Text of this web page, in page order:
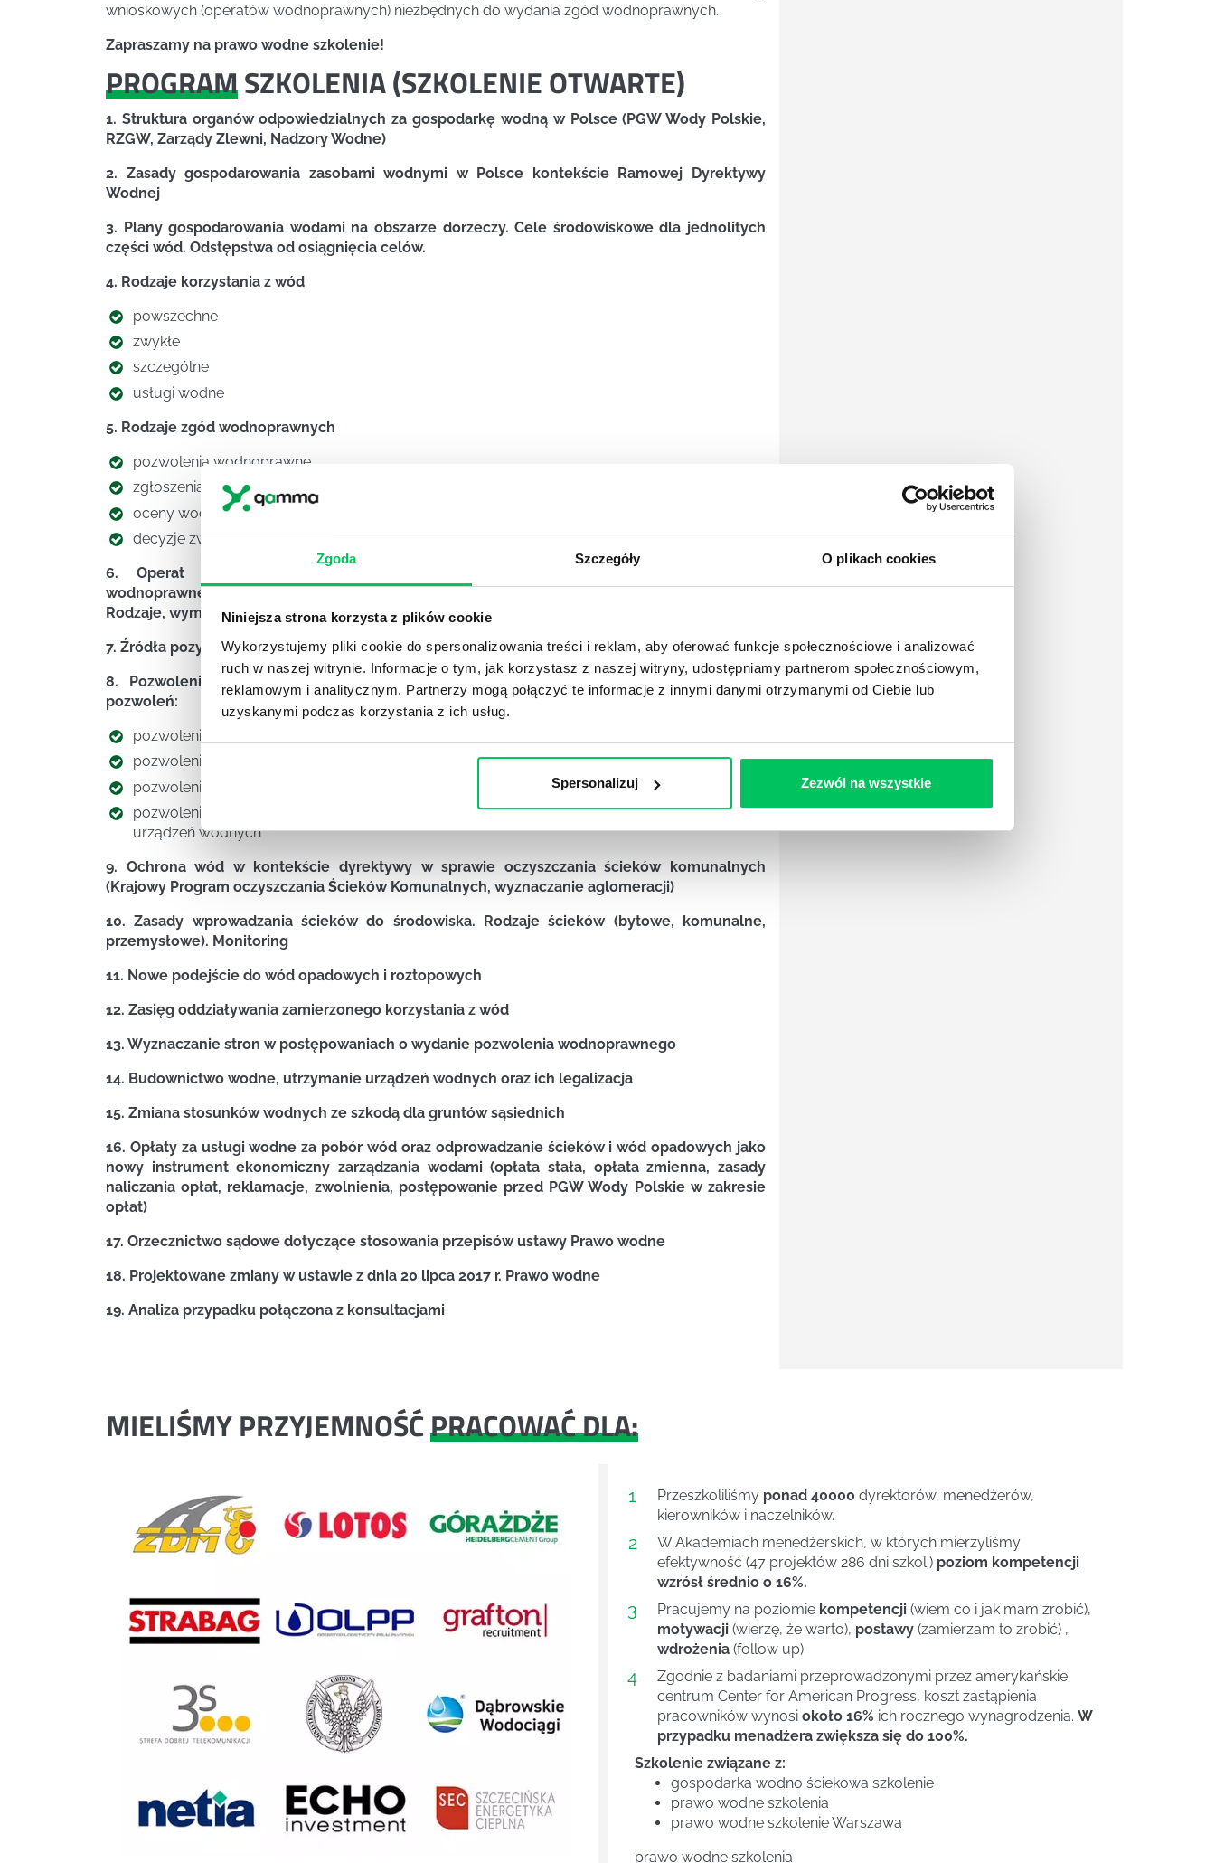
Zgoda Szczegóły O plikach cookies
Niniejsza strona korzysta z plików cookie
Wykorzystujemy pliki cookie do spersonalizowania treści i reklam, aby oferować funkcje społecznościowe i analizować
ruch w naszej witrynie. Informacje o tym, jak korzystasz z naszej witryny, udostępniamy partnerom społecznościowym,
reklamowym i analitycznym. Partnerzy mogą połączyć te informacje z innymi danymi otrzymanymi od Ciebie lub
uzyskanymi podczas korzystania z ich usług.
Spersonalizuj Zezwól na wszystkie
wnioskowych (operatów wodnoprawnych) niezbędnych do wydania zgód wodnoprawnych.
Zapraszamy na prawo wodne szkolenie!
PROGRAMSZKOLENIA (SZKOLENIE OTWARTE)
1. Struktura organów odpowiedzialnych za gospodarkę wodną w Polsce (PGW Wody Polskie,
RZGW, Zarządy Zlewni, Nadzory Wodne)
2. Zasady gospodarowania zasobami wodnymi w Polsce kontekście Ramowej Dyrektywy
Wodnej
3. Plany gospodarowania wodami na obszarze dorzeczy. Cele środowiskowe dla jednolitych
części wód. Odstępstwa od osiągnięcia celów.
4. Rodzaje korzystania z wód
powszechne
zwykłe
szczególne
usługi wodne
5. Rodzaje zgód wodnoprawnych
pozwolenia wodnoprawne
zgłoszenia wodnoprawne
oceny wodnoprawne
decyzje zwalniające
6. Operat wodnoprawny jako dokumentacja wnioskowa o wydanie pozwolenia
wodnoprawnego.
Rodzaje, wymagania i zasady sporządzania
7. Źródła pozyskiwania danych do sporządzania operatów wodnoprawnych
8. Pozwolenia wodnoprawne jako instrument zarządzania zasobami wodnymi. Rodzaje
pozwoleń:
pozwolenia wodnoprawne na wykonanie urządzeń wodnych
pozwolenia wodnoprawne na pobór wód powierzchniowych i podziemnych
pozwolenia wodnoprawne na wprowadzanie ścieków do wód oraz urządzeń wodnych
pozwolenia wodnoprawne na odprowadzanie wód opadowych i roztopowych do wód i
urządzeń wodnych
9. Ochrona wód w kontekście dyrektywy w sprawie oczyszczania ścieków komunalnych
(Krajowy Program oczyszczania Ścieków Komunalnych, wyznaczanie aglomeracji)
10. Zasady wprowadzania ścieków do środowiska. Rodzaje ścieków (bytowe, komunalne,
przemysłowe). Monitoring
11. Nowe podejście do wód opadowych i roztopowych
12. Zasięg oddziaływania zamierzonego korzystania z wód
13. Wyznaczanie stron w postępowaniach o wydanie pozwolenia wodnoprawnego
14. Budownictwo wodne, utrzymanie urządzeń wodnych oraz ich legalizacja
15. Zmiana stosunków wodnych ze szkodą dla gruntów sąsiednich
16. Opłaty za usługi wodne za pobór wód oraz odprowadzanie ścieków i wód opadowych jako
nowy instrument ekonomiczny zarządzania wodami (opłata stała, opłata zmienna, zasady
naliczania opłat, reklamacje, zwolnienia, postępowanie przed PGW Wody Polskie w zakresie
opłat)
17. Orzecznictwo sądowe dotyczące stosowania przepisów ustawy Prawo wodne
18. Projektowane zmiany w ustawie z dnia 20 lipca 2017 r. Prawo wodne
19. Analiza przypadku połączona z konsultacjami
MIELIŚMY PRZYJEMNOŚĆPRACOWAĆ DLA:
1 Przeszkoliliśmy ponad 40000 dyrektorów, menedżerów,
kierowników i naczelników.
2
W Akademiach menedżerskich, w których mierzyliśmy
efektywność (47 projektów 286 dni szkol.) poziom kompetencji
wzrósł średnio o 16%.
3 Pracujemy na poziomie kompetencji (wiem co i jak mam zrobić),
motywacji (wierzę, że warto), postawy (zamierzam to zrobić) ,
wdrożenia (follow up)
4
Zgodnie z badaniami przeprowadzonymi przez amerykańskie
centrum Center for American Progress, koszt zastąpienia
pracowników wynosi około 16% ich rocznego wynagrodzenia. W
przypadku menadżera zwiększa się do 100%.
Szkolenie związane z:
gospodarka wodno ściekowa szkolenie
prawo wodne szkolenia
prawo wodne szkolenie Warszawa
prawo wodne szkolenia